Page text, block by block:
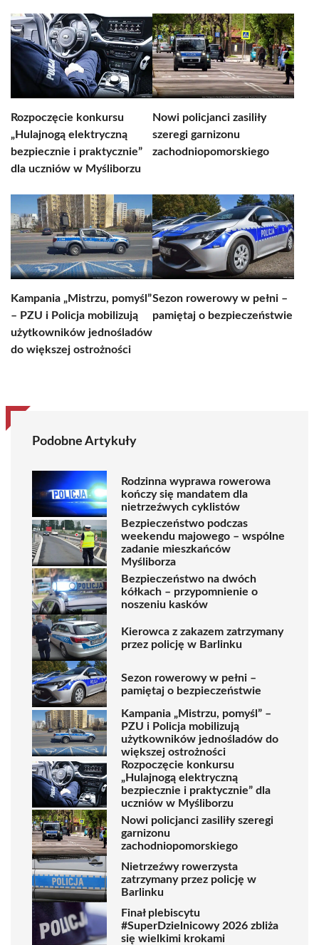
Rozpoczęcie konkursu
„Hulajnogą elektryczną
bezpiecznie i praktycznie”
dla uczniów w Myśliborzu
Nowi policjanci zasiliły
szeregi garnizonu
zachodniopomorskiego
Kampania „Mistrzu, pomyśl”
– PZU i Policja mobilizują
użytkowników jednośladów
do większej ostrożności
Sezon rowerowy w pełni –
pamiętaj o bezpieczeństwie
Podobne Artykuły
Rodzinna wyprawa rowerowa
kończy się mandatem dla
nietrzeźwych cyklistów
Bezpieczeństwo podczas
weekendu majowego – wspólne
zadanie mieszkańców
Myśliborza
Bezpieczeństwo na dwóch
kółkach – przypomnienie o
noszeniu kasków
Kierowca z zakazem zatrzymany
przez policję w Barlinku
Sezon rowerowy w pełni –
pamiętaj o bezpieczeństwie
Kampania „Mistrzu, pomyśl” –
PZU i Policja mobilizują
użytkowników jednośladów do
większej ostrożności
Rozpoczęcie konkursu
„Hulajnogą elektryczną
bezpiecznie i praktycznie” dla
uczniów w Myśliborzu
Nowi policjanci zasiliły szeregi
garnizonu
zachodniopomorskiego
Nietrzeźwy rowerzysta
zatrzymany przez policję w
Barlinku
Finał plebiscytu
#SuperDzielnicowy 2026 zbliża
się wielkimi krokami